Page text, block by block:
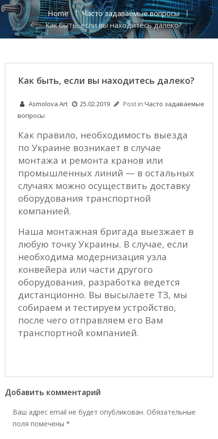
Home
Часто задаваемые вопросы
Как быть, если вы находитесь далеко?
Как быть, если вы находитесь далеко?
Asmolova Art 25.02.2019 Post in Часто задаваемые
вопросы
Как правило, необходимость выезда
по Украине возникает в случае
монтажа и ремонта кранов или
промышленных линий — в остальных
случаях можно осуществить доставку
оборудования транспортной
компанией.
Наша монтажная бригада выезжает в
любую точку Украины. В случае, если
необходима модернизация узла
конвейера или части другого
оборудования, разработка ведется
дистанционно. Вы высылаете ТЗ, мы
собираем и тестируем устройство,
после чего отправляем его Вам
транспортной компанией.
Добавить комментарий
Ваш адрес email не будет опубликован. Обязательные
поля помечены *